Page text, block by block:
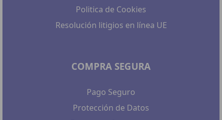
Politica de Cookies
Resolución litigios en línea UE
COMPRA SEGURA
Pago Seguro
Protección de Datos